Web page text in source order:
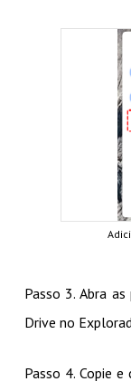
Passo 3. Abra
Drive no
Passo 4. Copie